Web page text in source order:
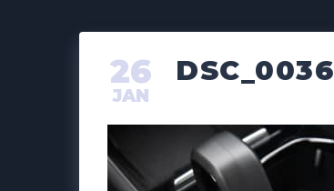
DSC_0036
26
JAN